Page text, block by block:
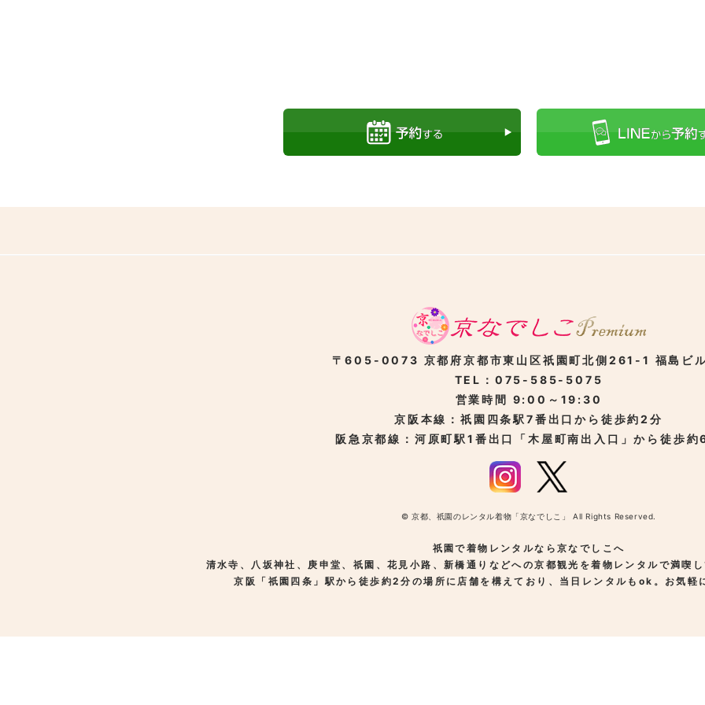
〒605-0073 京都府京都市東山区祇園町北側261-1 福島ビ
TEL：075-585-5075
営業時間 9:00～19:30
京阪本線：祇園四条駅7番出口から徒歩約2分
阪急京都線：河原町駅 1番出口「木屋町南出入口」から徒歩約
© 京都、祇園のレンタル着物「京なでしこ」 All Rights Reserved.
祇園で着物レンタルなら京なでしこへ
清水寺、八坂神社、庚申堂、祇園、花見小路、新橋通りなどへの京都観光を着物レンタルで満喫
京阪「祇園四条」駅から徒歩約2分の場所に店舗を構えており、当日レンタルもok。お気軽